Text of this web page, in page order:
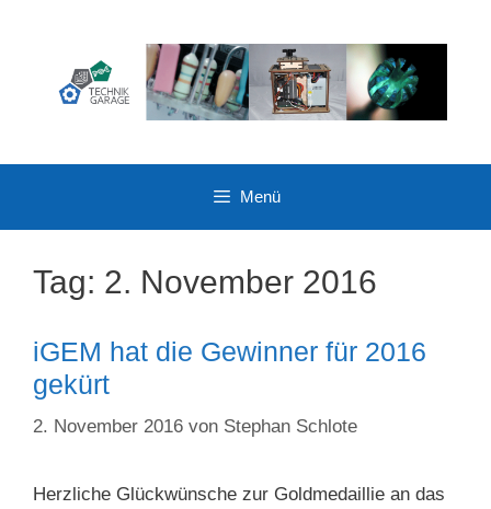
Menü
Tag: 2. November 2016
iGEM hat die Gewinner für 2016
gekürt
2. November 2016 von Stephan Schlote
Herzliche Glückwünsche zur Goldmedaillie an das